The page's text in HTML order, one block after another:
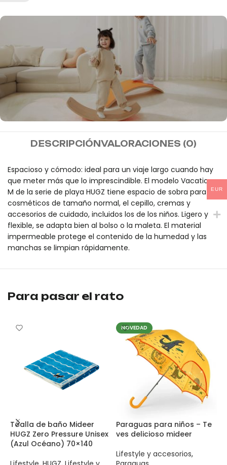
MIDEER
100€
DESCRIPCIÓN VALORACIONES (0)
Espacioso y cómodo: ideal para un viaje largo cuando hay
que meter más que lo imprescindible. El modelo Vacation
M de la serie de playa HUGZ tiene espacio de sobra para
cosméticos de tamaño normal, el cepillo, cremas y
accesorios de cuidado, incluidos los de los niños. Ligero y
flexible, se adapta bien al bolso o la maleta. El material
impermeable protege el contenido de la humedad y las
manchas se limpian rápidamente.
Neceser impermeable Mideer HUGZ Vacation M 23×18×10
Neceser impermeable Mideer HUGZ Vacation M 23×18×10
Para pasar el rato
Toalla de baño Mideer
HUGZ Zero Pressure Unisex
(Azul Océano) 70×140
NOVEDAD
Paraguas para niños – Te
ves delicioso mideer
Lifestyle y accesorios,
EUR